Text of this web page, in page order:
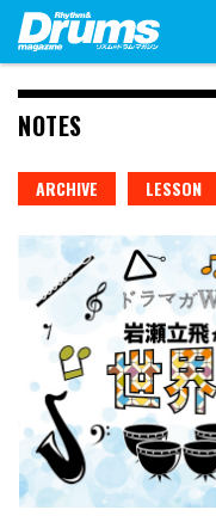
Skip
content
NOTES
ARCHIVE LESSON